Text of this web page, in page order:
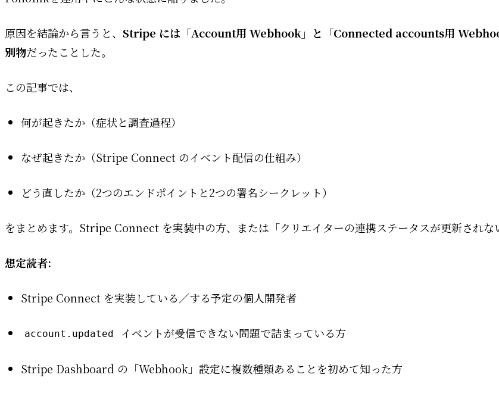
原因を結論から言うと、 Stripe には「Account用 Webhook」と「Connected accounts用
別物だったことした。
この記事では、
何が起きたか（症状と調査過程）
なぜ起きたか（Stripe Connect のイベント配信の仕組み）
どう直したか（2つのエンドポイントと2つの署名シークレット）
をまとめます。Stripe Connect を実装中の方、または「クリエイターの連携ステータスが更新されな
想定読者:
Stripe Connect を実装している／する予定の個人開発者
account.updated イベントが受信できない問題で詰まっている方
Stripe Dashboard の「Webhook」設定に複数種類あることを初めて知った方